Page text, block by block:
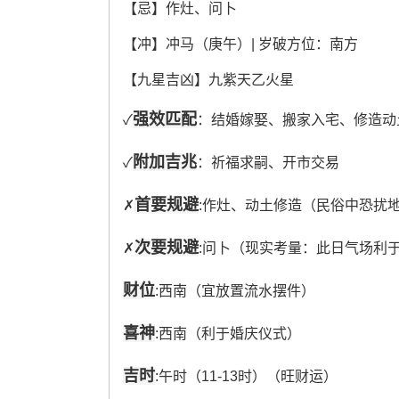
【忌】作灶、问卜
【冲】冲马（庚午）| 岁破方位：南方
【九星吉凶】九紫天乙火星
✓强效匹配：结婚嫁娶、搬家入宅、修造动
✓附加吉兆：祈福求嗣、开市交易
✗首要规避:作灶、动土修造（民俗中恐扰地
✗次要规避:问卜（现实考量：此日气场利
财位:西南（宜放置流水摆件）
喜神:西南（利于婚庆仪式）
吉时:午时（11-13时）（旺财运）